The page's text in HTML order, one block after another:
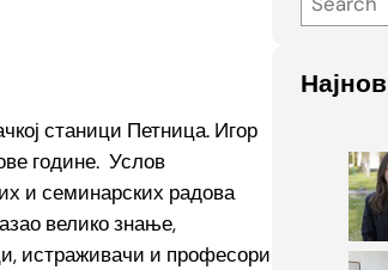
станици Петница. Игор
године. Услов
и семинарских радова
велико знање,
истраживачи и професори
e
r